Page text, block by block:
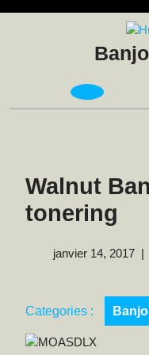
Open
Walnut
tonering
janvier 14, 2017 |
Categories :